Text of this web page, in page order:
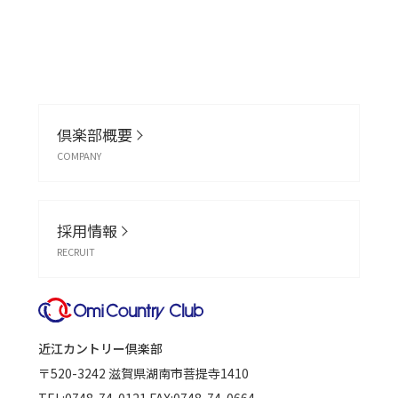
倶楽部概要
COMPANY
採用情報
RECRUIT
近江カントリー倶楽部
〒520-3242 滋賀県湖南市菩提寺1410